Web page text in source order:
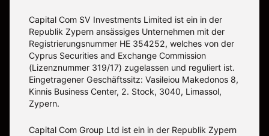
Capital Com SV Investments Limited ist ein in der
Republik Zypern ansässiges Unternehmen mit der
Registrierungsnummer HE 354252, welches von der
Cyprus Securities and Exchange Commission
(Lizenznummer 319/17) zugelassen und reguliert ist.
Eingetragener Geschäftssitz: Vasileiou Makedonos 8,
Kinnis Business Center, 2. Stock, 3040, Limassol,
Zypern.
Capital Com Group Ltd ist ein in der Republik Zypern